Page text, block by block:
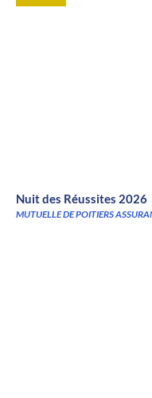
Nuit des Réussites 2026
MUTUELLE DE POITIERS